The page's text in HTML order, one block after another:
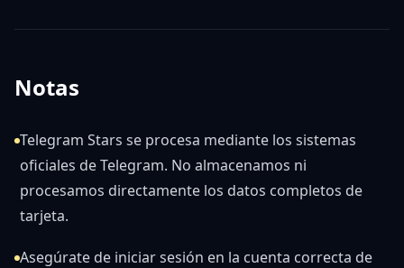
Notas
Telegram Stars se procesa mediante los sistemas
oficiales de Telegram. No almacenamos ni
procesamos directamente los datos completos de
tarjeta.
Asegúrate de iniciar sesión en la cuenta correcta de